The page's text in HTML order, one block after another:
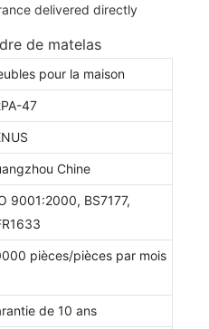
de matelas
pour la maison
47
Chine
9001:2000, BS7177,
pièces/pièces par mois
de 10 ans